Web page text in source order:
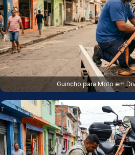
Guincho para Moto em